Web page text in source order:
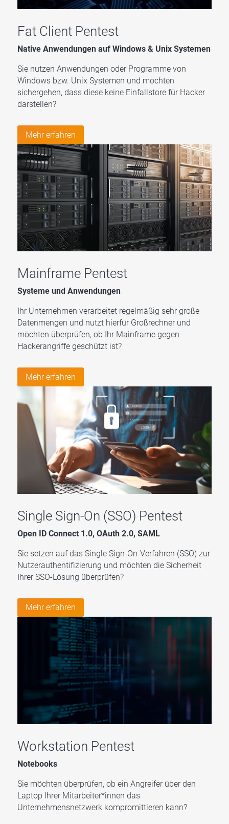
Fat Client Pentest
Native Anwendungen auf Windows & Unix Systemen
Sie nutzen Anwendungen oder Programme von
Windows bzw. Unix Systemen und möchten
sichergehen, dass diese keine Einfallstore für Hacker
darstellen?
Mehr erfahren
Mainframe Pentest
Systeme und Anwendungen
Ihr Unternehmen verarbeitet regelmäßig sehr große
Datenmengen und nutzt hierfür Großrechner und
möchten überprüfen, ob Ihr Mainframe gegen
Hackerangriffe geschützt ist?
Mehr erfahren
Single Sign-On (SSO) Pentest
Open ID Connect 1.0, OAuth 2.0, SAML
Sie setzen auf das Single Sign-On-Verfahren (SSO) zur
Nutzerauthentifizierung und möchten die Sicherheit
Ihrer SSO-Lösung überprüfen?
Mehr erfahren
Workstation Pentest
Notebooks
Sie möchten überprüfen, ob ein Angreifer über den
Laptop Ihrer Mitarbeiter*innen das
Unternehmensnetzwerk kompromittieren kann?